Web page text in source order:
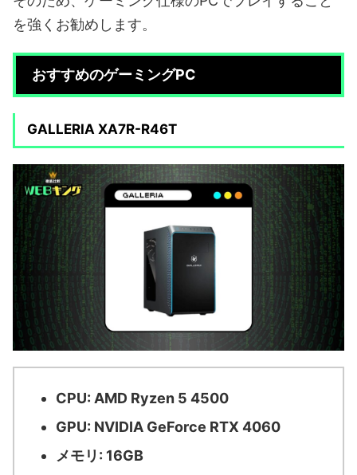
を強くお勧めします。
おすすめのゲーミングPC
GALLERIA XA7R-R46T
CPU: AMD Ryzen 5 4500
GPU: NVIDIA GeForce RTX 4060
メモリ: 16GB